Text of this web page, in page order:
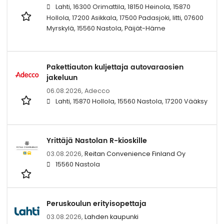
Lahti, 16300 Orimattila, 18150 Heinola, 15870
Hollola, 17200 Asikkala, 17500 Padasjoki, Iitti, 07600
Myrskylä, 15560 Nastola, Päijät-Häme
Pakettiauton kuljettaja autovaraosien
jakeluun
06.08.2026, Adecco
Lahti, 15870 Hollola, 15560 Nastola, 17200 Vääksy
Yrittäjä Nastolan R-kioskille
03.08.2026, Reitan Convenience Finland Oy
15560 Nastola
Peruskoulun erityisopettaja
03.08.2026, Lahden kaupunki